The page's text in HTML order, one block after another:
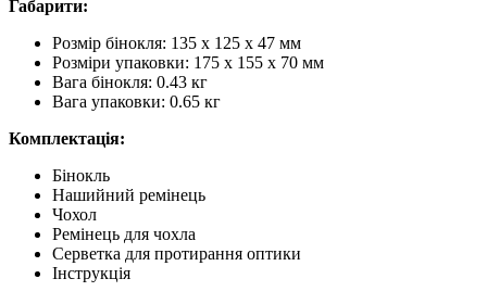
Габарити:
Розмір бінокля: 135 х 125 х 47 мм
Розміри упаковки: 175 x 155 x 70 мм
Вага бінокля: 0.43 кг
Вага упаковки: 0.65 кг
Комплектація:
Бінокль
Нашийний ремінець
Чохол
Ремінець для чохла
Серветка для протирання оптики
Інструкція